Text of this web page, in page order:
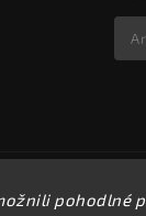
pohodlné
kapesni-noze.cz .